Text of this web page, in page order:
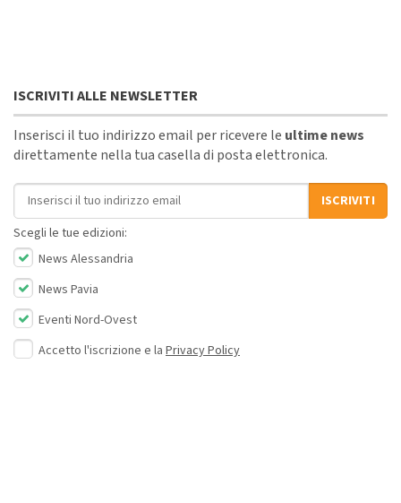
ISCRIVITI ALLE NEWSLETTER
Inserisci il tuo indirizzo email per ricevere le ultime news
direttamente nella tua casella di posta elettronica.
Indirizzo email
ISCRIVITI
Scegli le tue edizioni:
News Alessandria
News Pavia
Eventi Nord-Ovest
Accetto l'iscrizione e la Privacy Policy